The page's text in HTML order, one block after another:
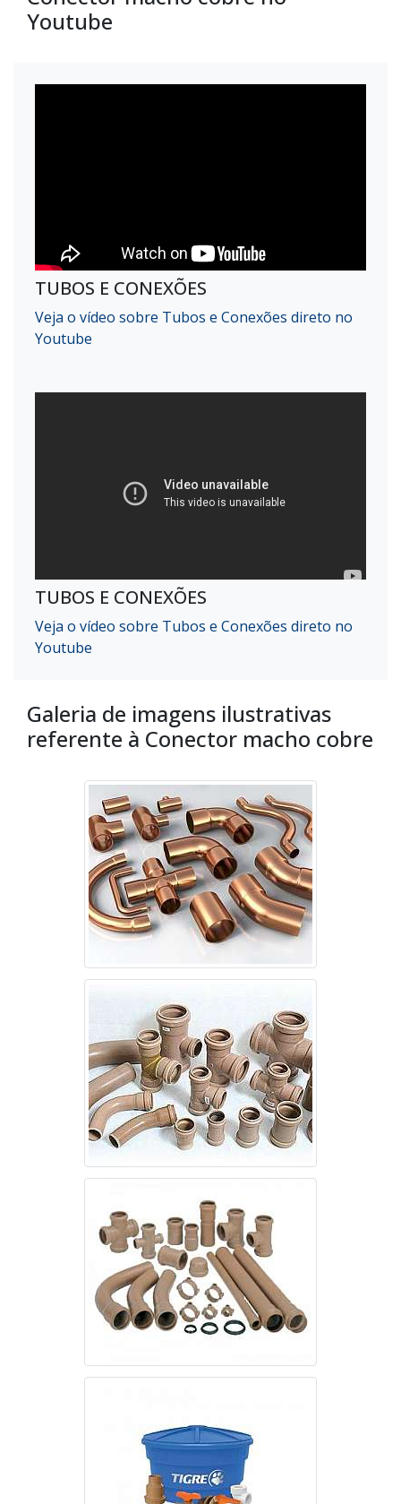
Youtube
TUBOS E CONEXÕES
Veja o vídeo sobre Tubos e Conexões direto no
Youtube
TUBOS E CONEXÕES
Veja o vídeo sobre Tubos e Conexões direto no
Youtube
Galeria de imagens ilustrativas
referente à Conector macho cobre